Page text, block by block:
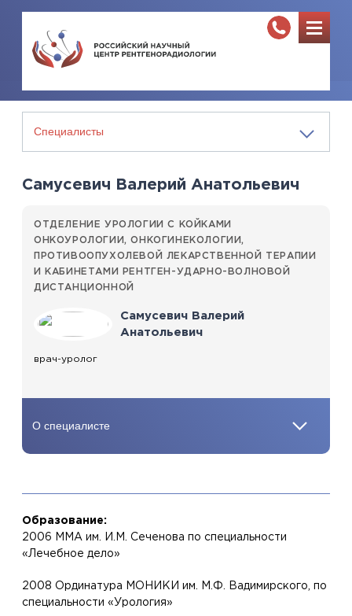
Самусевич Валерий Анатольевич
ОТДЕЛЕНИЕ УРОЛОГИИ С КОЙКАМИ
ОНКОУРОЛОГИИ, ОНКОГИНЕКОЛОГИИ,
ПРОТИВООПУХОЛЕВОЙ ЛЕКАРСТВЕННОЙ ТЕРАПИИ
И КАБИНЕТАМИ РЕНТГЕН-УДАРНО-ВОЛНОВОЙ
ДИСТАНЦИОННОЙ
Самусевич Валерий
Анатольевич
врач-уролог
Образование:
2006 ММА им. И.М. Сеченова по специальности
«Лечебное дело»
2008 Ординатура МОНИКИ им. М.Ф. Вадимирского, по
специальности «Урология»